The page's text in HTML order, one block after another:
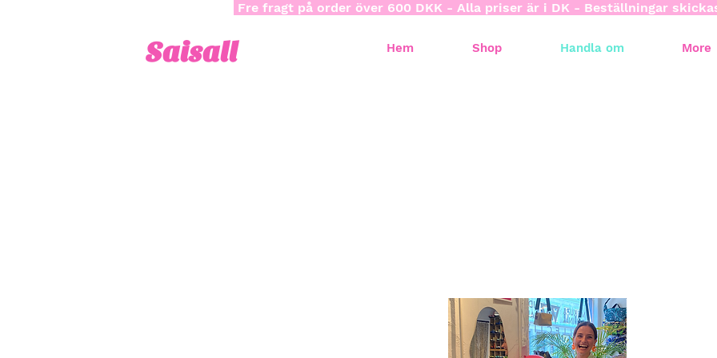
Fre fragt på order över 600 DKK - Alla priser är i DK - Beställningar
Saisall Hem Shop Handla om More
enligt nedan.
Observera att inte alla mina stilar kommer att finnas i butiken. Du kan alltid skriva
med en specifik produkt som du kan hämta i butiken.